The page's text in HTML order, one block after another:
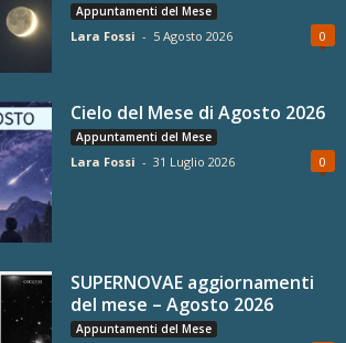
Appuntamenti del Mese
Lara Fossi - 5 Agosto 2026 0
Cielo del Mese di Agosto 2026
Appuntamenti del Mese
Lara Fossi - 31 Luglio 2026 0
SUPERNOVAE aggiornamenti
del mese – Agosto 2026
Appuntamenti del Mese